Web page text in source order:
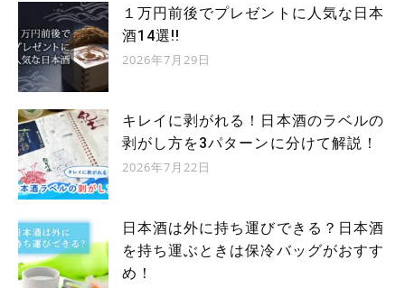
１万円前後でプレゼントに人気な日本
酒14選!!
2026年7月29日
キレイに剥がれる！日本酒のラベルの
剥がし方を3パターンに分けて解説！
2026年7月22日
日本酒は外に持ち運びできる？日本酒
を持ち運ぶときは保冷バッグがおすす
め！